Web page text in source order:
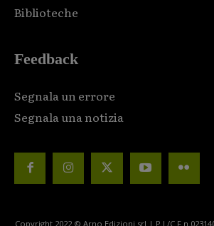
Biblioteche
Feedback
Segnala un errore
Segnala una notizia
Copyright 2022 © Arno Edizioni srl | P.I./C.F